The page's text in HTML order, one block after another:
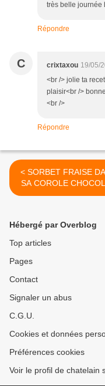
très belle journée
Répondre
C crixtaxou 19/05/
<br /> jolie ta
plaisir<br />
<br />
Répondre
< SORBET FRAISE DANS
SA COROLE
MENTHE
Hébergé par Overblog
Top articles
Pages
Contact
Signaler un abus
C.G.U.
Cookies et données
Préférences cookies
Voir le profil de chatelain